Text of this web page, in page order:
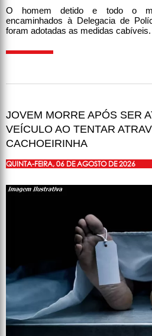
O homem detido e todo o
encaminhados à Delegacia de
foram adotadas as medidas cabíveis.
JOVEM MORRE APÓS SER
VEÍCULO AO TENTAR
CACHOEIRINHA
QUINTA-FEIRA, 06 DE AGOSTO DE 2026